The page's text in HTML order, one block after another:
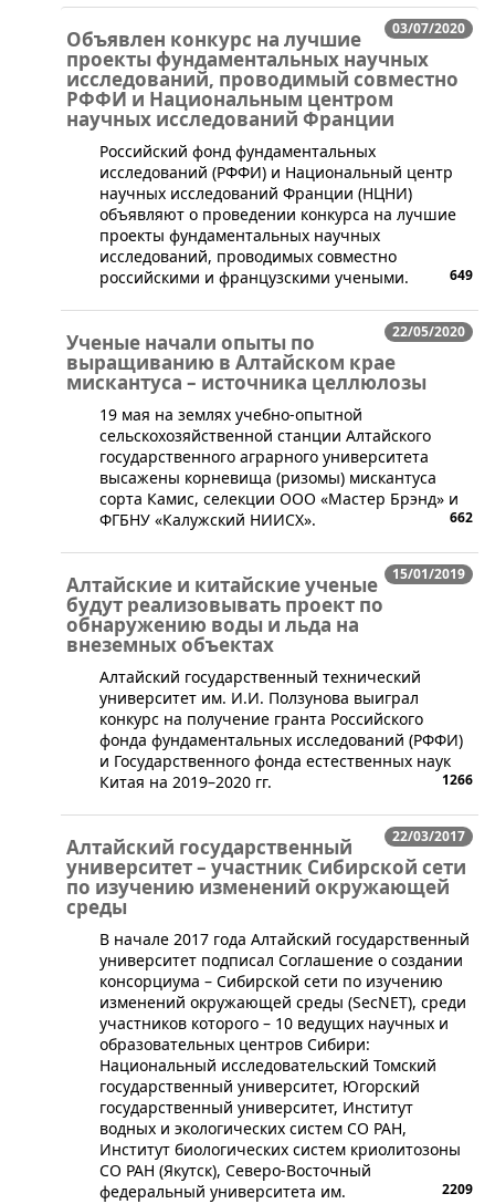
03/07/2020
Объявлен конкурс на лучшие
проекты фундаментальных научных
исследований, проводимый совместно
РФФИ и Национальным центром
научных исследований Франции
​Российский фонд фундаментальных
исследований (РФФИ) и Национальный центр
научных исследований Франции (НЦНИ)
объявляют о проведении конкурса на лучшие
проекты фундаментальных научных
исследований, проводимых совместно
российскими и французскими учеными.
649
22/05/2020
Ученые начали опыты по
выращиванию в Алтайском крае
мискантуса – источника целлюлозы
19 мая на землях учебно-опытной
сельскохозяйственной станции Алтайского
государственного аграрного университета
высажены корневища (ризомы) мискантуса
сорта Камис, селекции ООО «Мастер Брэнд» и
ФГБНУ «Калужский НИИСХ».
662
15/01/2019
Алтайские и китайские ученые
будут реализовывать проект по
обнаружению воды и льда на
внеземных объектах
​Алтайский государственный технический
университет им. И.И. Ползунова выиграл
конкурс на получение гранта Российского
фонда фундаментальных исследований (РФФИ)
и Государственного фонда естественных наук
Китая на 2019–2020 гг.
1266
22/03/2017
Алтайский государственный
университет – участник Сибирской сети
по изучению изменений окружающей
среды
В начале 2017 года Алтайский государственный
университет подписал Соглашение о создании
консорциума – Сибирской сети по изучению
изменений окружающей среды (SecNET), среди
участников которого – 10 ведущих научных и
образовательных центров Сибири:
Национальный исследовательский Томский
государственный университет, Югорский
государственный университет, Институт
водных и экологических систем СО РАН,
Институт биологических систем криолитозоны
СО РАН (Якутск), Северо-Восточный
федеральный университета им.
2209